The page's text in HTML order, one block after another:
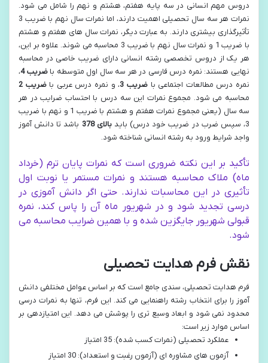
دروس مهم انسانی در سه پایه هفتم، هشتم و نهم را شامل می شود.
نمرات هر سه سال تحصیلی اهمیت دارند، اما نمرات سال نهم با ضریب 3
تأثیرگذاری بیشتری دارند. به عبارت دیگر، نمرات سال های هفتم و هشتم
با ضریب 1 و نمرات سال نهم با ضریب 3 محاسبه می شوند. علاوه بر این،
هر یک از دروس تخصصی رشته انسانی دارای ضریب خاصی در محاسبه
نهایی هستند: نمره درس فارسی در هر سه سال اول متوسطه باضریب 4 ،
نمره درس مطالعات اجتماعی باضریب 3 ، و نمره درس عربی باضریب 2
محاسبه می شود. مجموع نمرات این سه درس با احتساب ضرایب در هر
سه سال (یعنی مجموع نمرات هفتم و هشتم با ضریب 1 و نهم با ضریب
3، سپس ضرب در ضریب خود درس) باید
بالای 378
باشد تا دانش آموز
واجد شرایط ورود به رشته انسانی شناخته شود.
تأکید بر این نکته ضروری است که نمرات پایان ترم (خرداد
ماه) ملاک محاسبه هستند و نمرات مستمر یا نوبت اول
تأثیری در این محاسبات ندارند. حتی اگر دانش آموزی در
درسی تجدید شود و در شهریور ماه آن را پاس کند، نمره
قبولی شهریور جایگزین شده و با همین ضرایب محاسبه می
شود.
نقش فرم هدایت تحصیلی
فرم هدایت تحصیلی، سندی جامع است که بر اساس عوامل مختلفی دانش
آموز را برای انتخاب رشته راهنمایی می کند. این فرم، تنها به نمرات درسی
محدود نمی شود و ابعاد وسیع تری را پوشش می دهد. این امتیازدهی بر
اساس موارد زیر است:
عملکرد تحصیلی (نمرات کسب شده): 35 امتیاز
آزمون های مشاوره ای (آزمون رغبت و استعداد): 30 امتیاز